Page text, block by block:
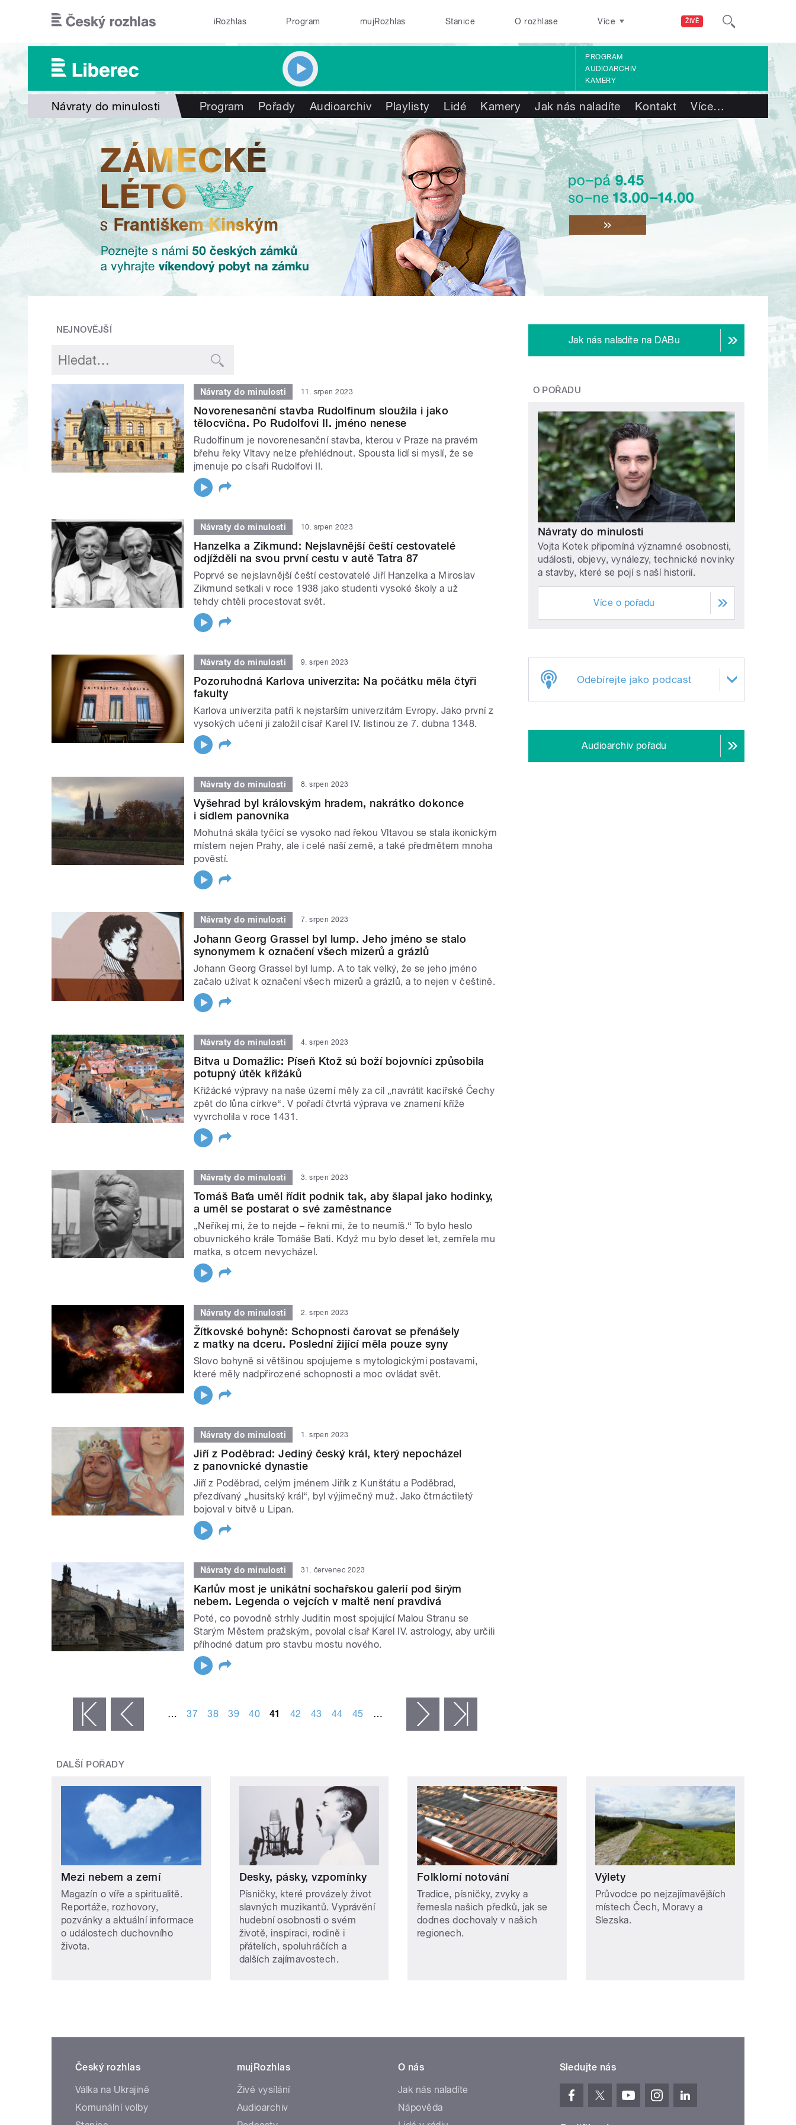
ŽIVĚ
iRozhlas Program mujRozhlas Stanice O rozhlase Více
PROGRAM
AUDIOARCHIV
KAMERY
Návraty do minulosti Program Pořady Audioarchiv Playlisty Lidé Kamery Jak nás naladíte Kontakt Více…
NEJNOVĚJŠÍ
Návraty do minulosti 11. srpen 2023
Novorenesanční stavba Rudolfinum sloužila i jako
tělocvična. Po Rudolfovi II. jméno nenese
Rudolfinum je novorenesanční stavba, kterou v Praze na pravém
břehu řeky Vltavy nelze přehlédnout. Spousta lidí si myslí, že se
jmenuje po císaři Rudolfovi II.
Návraty do minulosti 10. srpen 2023
Hanzelka a Zikmund: Nejslavnější čeští cestovatelé
odjížděli na svou první cestu v autě Tatra 87
Poprvé se nejslavnější čeští cestovatelé Jiří Hanzelka a Miroslav
Zikmund setkali v roce 1938 jako studenti vysoké školy a už
tehdy chtěli procestovat svět.
Návraty do minulosti 9. srpen 2023
Pozoruhodná Karlova univerzita: Na počátku měla čtyři
fakulty
Karlova univerzita patří k nejstarším univerzitám Evropy. Jako první z
vysokých učení ji založil císař Karel IV. listinou ze 7. dubna 1348.
Návraty do minulosti 8. srpen 2023
Vyšehrad byl královským hradem, nakrátko dokonce
i sídlem panovníka
Mohutná skála tyčící se vysoko nad řekou Vltavou se stala ikonickým
místem nejen Prahy, ale i celé naší země, a také předmětem mnoha
pověstí.
Návraty do minulosti 7. srpen 2023
Johann Georg Grassel byl lump. Jeho jméno se stalo
synonymem k označení všech mizerů a grázlů
Johann Georg Grassel byl lump. A to tak velký, že se jeho jméno
začalo užívat k označení všech mizerů a grázlů, a to nejen v češtině.
Návraty do minulosti 4. srpen 2023
Bitva u Domažlic: Píseň Ktož sú boží bojovníci způsobila
potupný útěk křižáků
Křižácké výpravy na naše území měly za cíl „navrátit kacířské Čechy
zpět do lůna církve“. V pořadí čtvrtá výprava ve znamení kříže
vyvrcholila v roce 1431.
Návraty do minulosti 3. srpen 2023
Tomáš Baťa uměl řídit podnik tak, aby šlapal jako hodinky,
a uměl se postarat o své zaměstnance
„Neříkej mi, že to nejde – řekni mi, že to neumíš.“ To bylo heslo
obuvnického krále Tomáše Bati. Když mu bylo deset let, zemřela mu
matka, s otcem nevycházel.
Návraty do minulosti 2. srpen 2023
Žítkovské bohyně: Schopnosti čarovat se přenášely
z matky na dceru. Poslední žijící měla pouze syny
Slovo bohyně si většinou spojujeme s mytologickými postavami,
které měly nadpřirozené schopnosti a moc ovládat svět.
Návraty do minulosti 1. srpen 2023
Jiří z Poděbrad: Jediný český král, který nepocházel
z panovnické dynastie
Jiří z Poděbrad, celým jménem Jiřík z Kunštátu a Poděbrad,
přezdívaný „husitský král“, byl výjimečný muž. Jako čtrnáctiletý
bojoval v bitvě u Lipan.
Návraty do minulosti 31. červenec 2023
Karlův most je unikátní sochařskou galerií pod širým
nebem. Legenda o vejcích v maltě není pravdivá
Poté, co povodně strhly Juditin most spojující Malou Stranu se
Starým Městem pražským, povolal císař Karel IV. astrology, aby určili
příhodné datum pro stavbu mostu nového.
‹ předchozí … 37 38 39 40 41 42 43 44 45 … následující ›
Jak nás naladíte na DABu
O POŘADU
Návraty do minulosti
Vojta Kotek připomíná významné osobnosti,
události, objevy, vynálezy, technické novinky
a stavby, které se pojí s naší historií.
Více o pořadu
Odebírejte jako podcast
Audioarchiv pořadu
DALŠÍ POŘADY
Mezi nebem a zemí
Magazín o víře a spiritualitě.
Reportáže, rozhovory,
pozvánky a aktuální informace
o událostech duchovního
života.
Desky, pásky, vzpomínky
Písničky, které provázely život
slavných muzikantů. Vyprávění
hudební osobnosti o svém
životě, inspiraci, rodině i
přátelích, spoluhráčích a
dalších zajímavostech.
Folklorní notování
Tradice, písničky, zvyky a
řemesla našich předků, jak se
dodnes dochovaly v našich
regionech.
Výlety
Průvodce po nejzajímavějších
místech Čech, Moravy a
Slezska.
Český rozhlas
Válka na Ukrajině
Komunální volby
mujRozhlas
Živé vysílání
Audioarchiv
O nás
Jak nás naladíte
Nápověda
Sledujte nás